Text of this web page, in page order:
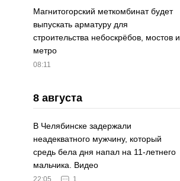
Магнитогорский меткомбинат будет
выпускать арматуру для
строительства небоскрёбов, мостов и
метро
08:11
8 августа
В Челябинске задержали
неадекватного мужчину, который
средь бела дня напал на 11-летнего
мальчика. Видео
22:05 1